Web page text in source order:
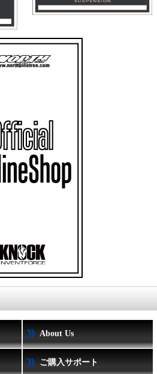
About Us
ご購入サポート